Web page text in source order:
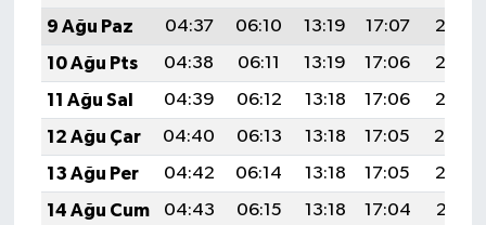
9 Ağu Paz
04:37 06:10 13:19 17:07
20:17
10 Ağu Pts
04:38 06:11 13:19 17:06
20:16
11 Ağu Sal
04:39 06:12 13:18 17:06
20:15
12 Ağu Çar
04:40 06:13 13:18 17:05
20:14
13 Ağu Per
04:42 06:14 13:18 17:05
20:12
14 Ağu Cum
04:43 06:15 13:18 17:04
20:11